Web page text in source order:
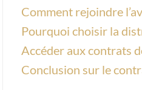
Comment rejoindre
Pourquoi choisir la
Accéder aux contrats
Conclusion sur le